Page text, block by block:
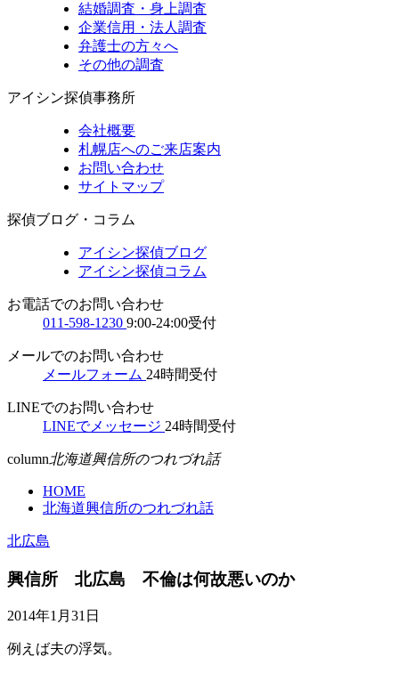
結婚調査・身上調査
企業信用・法人調査
弁護士の方々へ
その他の調査
アイシン探偵事務所
会社概要
札幌店へのご来店案内
お問い合わせ
サイトマップ
探偵ブログ・コラム
アイシン探偵ブログ
アイシン探偵コラム
お電話でのお問い合わせ
011-598-1230 9:00-24:00受付
メールでのお問い合わせ
メールフォーム 24時間受付
LINEでのお問い合わせ
LINEでメッセージ 24時間受付
column北海道興信所のつれづれ話
HOME
北海道興信所のつれづれ話
北広島
興信所 北広島 不倫は何故悪いのか
2014年1月31日
例えば夫の浮気。